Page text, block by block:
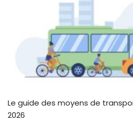
Le guide des moyens de
2026